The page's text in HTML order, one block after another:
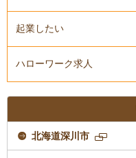
起業したい
ハローワーク求人
北海道深川市